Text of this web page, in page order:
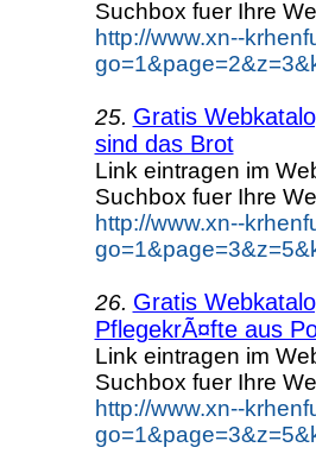
Suchbox fuer Ihre
http://www.xn--
25. Gratis
sind das Brot
Link eintragen im
Suchbox fuer Ihre
http://www.xn--
26. Gratis
PflegekrÃ¤fte aus
Link eintragen im
Suchbox fuer Ihre
http://www.xn--